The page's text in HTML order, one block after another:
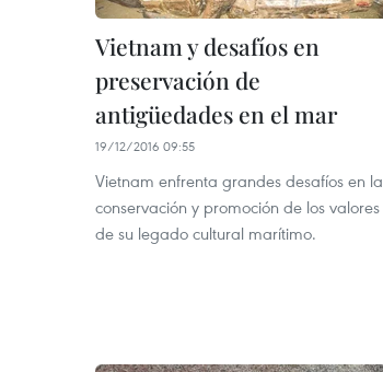
Vietnam y desafíos en
preservación de
antigüedades en el mar
19/12/2016 09:55
Vietnam enfrenta grandes desafíos en la
conservación y promoción de los valores
de su legado cultural marítimo.